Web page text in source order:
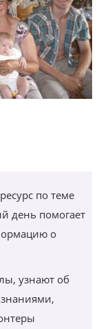
по теме
день помогает
о
узнают об